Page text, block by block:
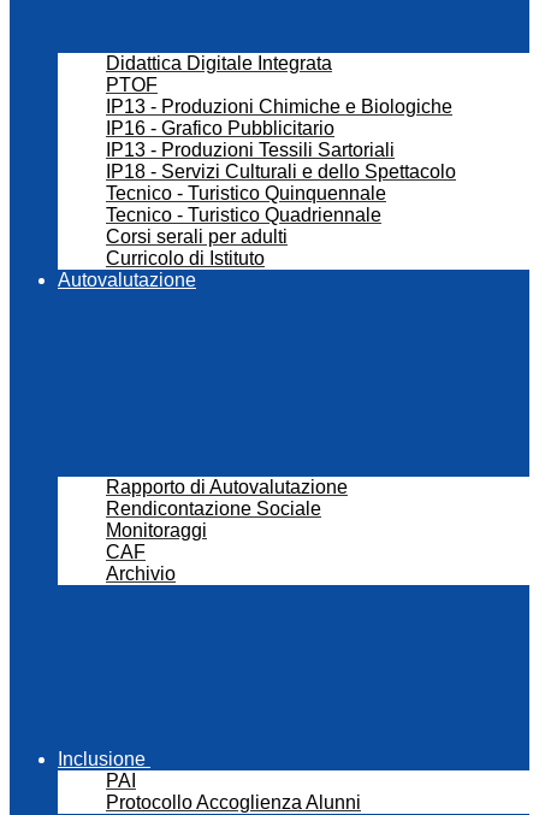
Didattica Digitale Integrata
PTOF
IP13 - Produzioni Chimiche e Biologiche
IP16 - Grafico Pubblicitario
IP13 - Produzioni Tessili Sartoriali
IP18 - Servizi Culturali e dello Spettacolo
Tecnico - Turistico Quinquennale
Tecnico - Turistico Quadriennale
Corsi serali per adulti
Curricolo di Istituto
Autovalutazione
Rapporto di Autovalutazione
Rendicontazione Sociale
Monitoraggi
CAF
Archivio
Inclusione
PAI
Protocollo Accoglienza Alunni